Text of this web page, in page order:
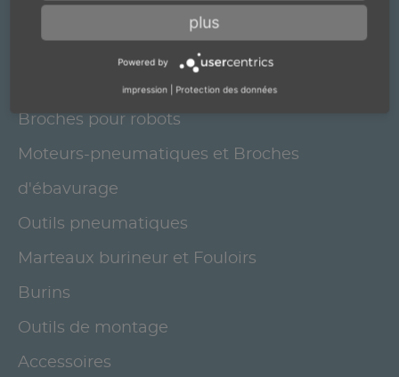
Broches de meulage électriques et motori
elettrici pour brosses
Broches pour robots
Moteurs-pneumatiques et Broches
d'ébavurage
Outils pneumatiques
Marteaux burineur et Fouloirs
Burins
Outils de montage
Accessoires
plus
Powered by
impression Protection des données